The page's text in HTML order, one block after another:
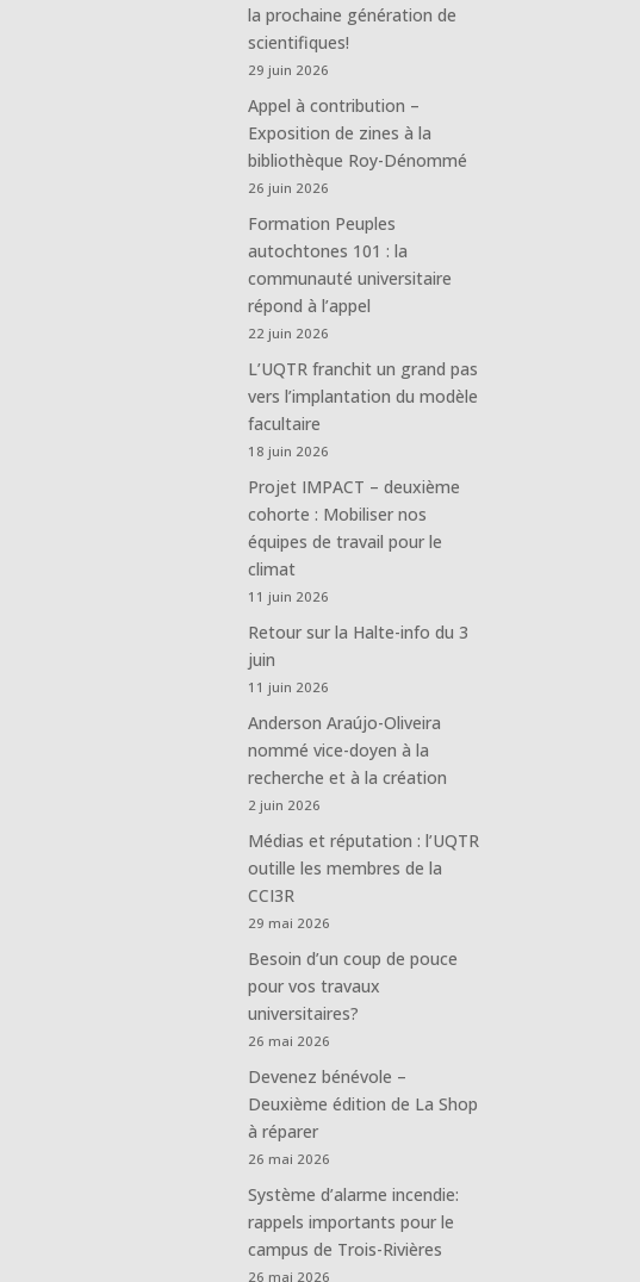
la prochaine génération de
scientifiques!
29 juin 2026
Appel à contribution –
Exposition de zines à la
bibliothèque Roy-Dénommé
26 juin 2026
Formation Peuples
autochtones 101 : la
communauté universitaire
répond à l’appel
22 juin 2026
L’UQTR franchit un grand pas
vers l’implantation du modèle
facultaire
18 juin 2026
Projet IMPACT – deuxième
cohorte : Mobiliser nos
équipes de travail pour le
climat
11 juin 2026
Retour sur la Halte-info du 3
juin
11 juin 2026
Anderson Araújo-Oliveira
nommé vice-doyen à la
recherche et à la création
2 juin 2026
Médias et réputation : l’UQTR
outille les membres de la
CCI3R
29 mai 2026
Besoin d’un coup de pouce
pour vos travaux
universitaires?
26 mai 2026
Devenez bénévole –
Deuxième édition de La Shop
à réparer
26 mai 2026
Système d’alarme incendie:
rappels importants pour le
campus de Trois-Rivières
26 mai 2026